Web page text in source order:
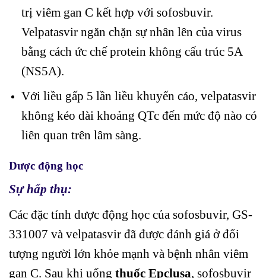
trị viêm gan C kết hợp với sofosbuvir.
Velpatasvir ngăn chặn sự nhân lên của virus
bằng cách ức chế protein không cấu trúc 5A
(NS5A).
Với liều gấp 5 lần liều khuyến cáo, velpatasvir
không kéo dài khoảng QTc đến mức độ nào có
liên quan trên lâm sàng.
Dược động học
Sự hấp thụ:
Các đặc tính dược động học của sofosbuvir, GS-
331007 và velpatasvir đã được đánh giá ở đối
tượng người lớn khỏe mạnh và bệnh nhân viêm
gan C. Sau khi uống thuốc Epclusa, sofosbuvir